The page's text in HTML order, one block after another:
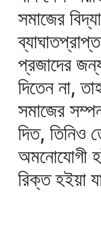
সমাজের
প্রজাদের
দিতেন না,
সমাজের
দিত, তিনিও
অমনোযোগী
রিক্ত হইয়া